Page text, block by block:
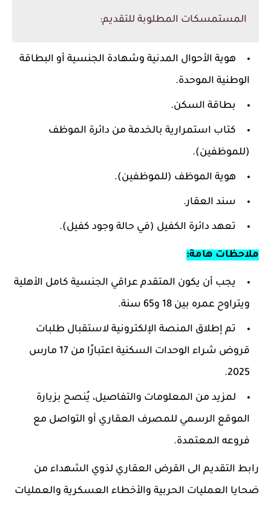
المستمسكات المطلوبة للتقديم:
هوية الأحوال المدنية وشهادة الجنسية أو البطاقة
الوطنية الموحدة.
بطاقة السكن.
كتاب استمرارية بالخدمة من دائرة الموظف
(للموظفين).
هوية الموظف (للموظفين).
سند العقار.
تعهد دائرة الكفيل (في حالة وجود كفيل).
ملاحظات هامة:
يجب أن يكون المتقدم عراقي الجنسية كامل الأهلية
ويتراوح عمره بين 18 و65 سنة.
تم إطلاق المنصة الإلكترونية لاستقبال طلبات
قروض شراء الوحدات السكنية اعتبارًا من 17 مارس
2025.
لمزيد من المعلومات والتفاصيل، يُنصح بزيارة
الموقع الرسمي للمصرف العقاري أو التواصل مع
فروعه المعتمدة.
رابط التقديم الى القرض العقاري لذوي الشهداء من
ضحايا العمليات الحربية والأخطاء العسكرية والعمليات